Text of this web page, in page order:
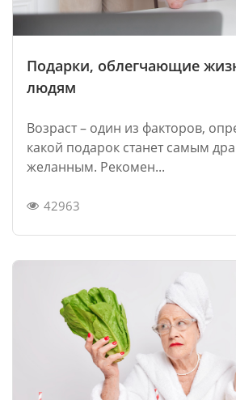
Подарки, облегчающие
людям
Возраст – один из факторов,
какой подарок станет самым
желанным. Рекомен...
42963